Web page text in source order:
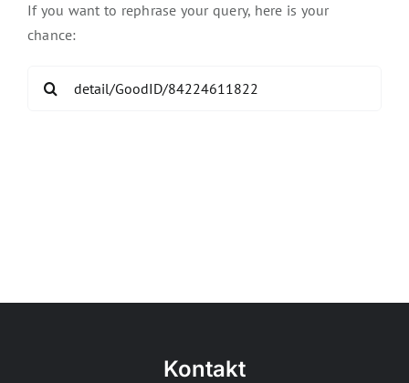
If you want to rephrase your query, here is your
chance:
Kontakt